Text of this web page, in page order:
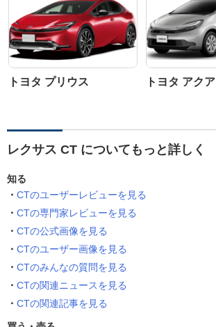
トヨタ プリウス トヨタ アクア
レクサス CT についてもっと詳しく
知る
CTのユーザーレビューを見る
CTの専門家レビューを見る
CTの公式画像を見る
CTのユーザー画像を見る
CTのみんなの質問を見る
CTの関連ニュースを見る
CTの関連記事を見る